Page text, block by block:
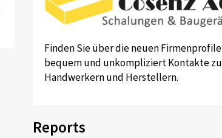
Finden Sie über die neuen Firmenprofile
bequem und unkompliziert Kontakte zu
Handwerkern und Herstellern.
Reports